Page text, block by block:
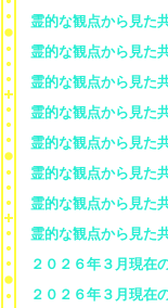
霊的な観点から見た
霊的な観点から見た
霊的な観点から見た
霊的な観点から見た
霊的な観点から見た
霊的な観点から見た
霊的な観点から見た
霊的な観点から見た
２０２６年３月現在
２０２６年３月現在